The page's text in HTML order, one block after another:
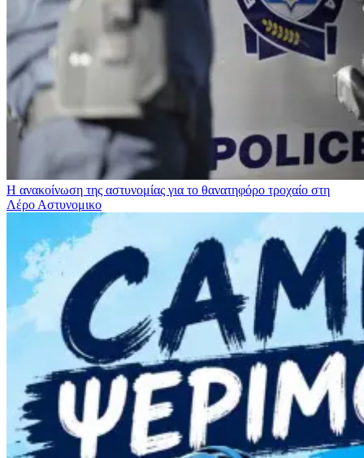
Η ανακοίνωση της αστυνομίας για το θανατηφόρο τροχαίο στη
Λέρο Αστυνομικο